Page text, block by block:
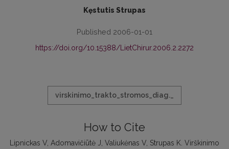
Kęstutis Strupas
Published 2006-01-01
https://doi.org/10.15388/LietChirur.2006.2.2272
virskinimo_trakto_stromos_diag._
How to Cite
Lipnickas V, Adomavičiūtė J, Valiukėnas V, Strupas K. Virškinimo